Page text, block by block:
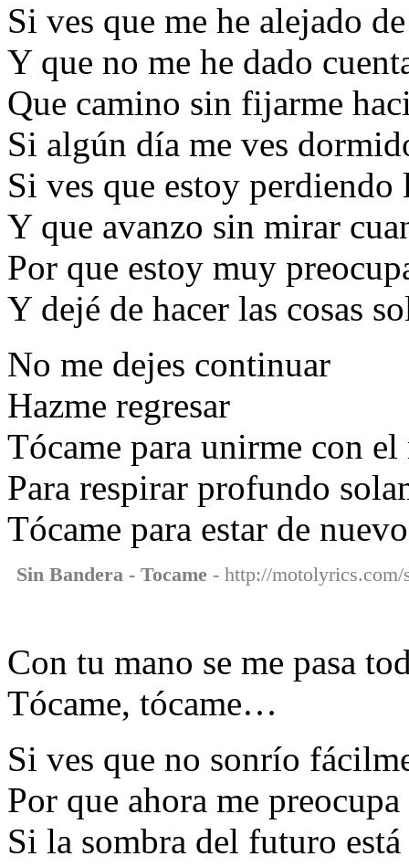
Si ves que me he alejado
Y que no me he dado
Que camino sin fijarme
Si algún día me ves
Si ves que estoy perdiendo
Y que avanzo sin mirar
Por que estoy muy
Y dejé de hacer las cosas
No me dejes continuar
Hazme regresar
Tócame para unirme con
Para respirar profundo
Tócame para estar de
Sin Bandera - Tocame - http://motolyrics.com/
Con tu mano se me pasa
Tócame, tócame…
Si ves que no sonrío
Por que ahora me
Si la sombra del futuro